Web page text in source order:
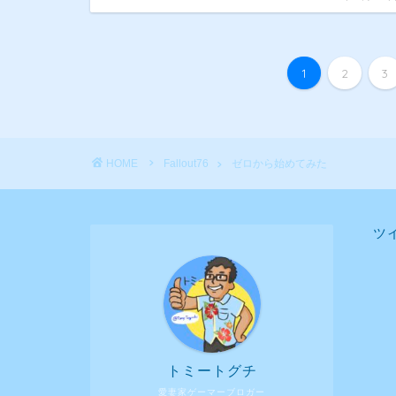
1 2 3
HOME Fallout76 ゼロから始めてみた
愛妻家ゲーマーブロガー
トミートグチ
ツ